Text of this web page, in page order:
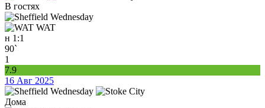
В гостях
WAT
н 1:1
90`
1
7.9
16 Авг 2025
Дома